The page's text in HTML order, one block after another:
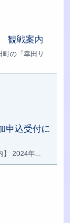
観戦案内
町の『幸田サ
申込受付に
】 2024年...